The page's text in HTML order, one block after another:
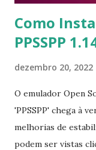
Como
PPSSPP
dezembro 20, 2022
O emulador Open
'PPSSPP' chega à
melhorias de
podem ser vistas